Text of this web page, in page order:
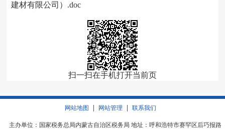
建材有限公司）.doc
扫一扫在手机打开当前页
网站地图 网站管理 联系我们
主办单位：国家税务总局内蒙古自治区税务局 地址：呼和浩特市赛罕区后巧报路